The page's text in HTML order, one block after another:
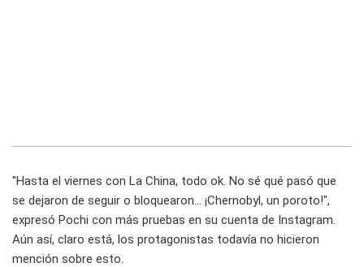
"Hasta el viernes con La China, todo ok. No sé qué pasó que
se dejaron de seguir o bloquearon... ¡Chernobyl, un poroto!",
expresó Pochi con más pruebas en su cuenta de Instagram.
Aún así, claro está, los protagonistas todavía no hicieron
mención sobre esto.